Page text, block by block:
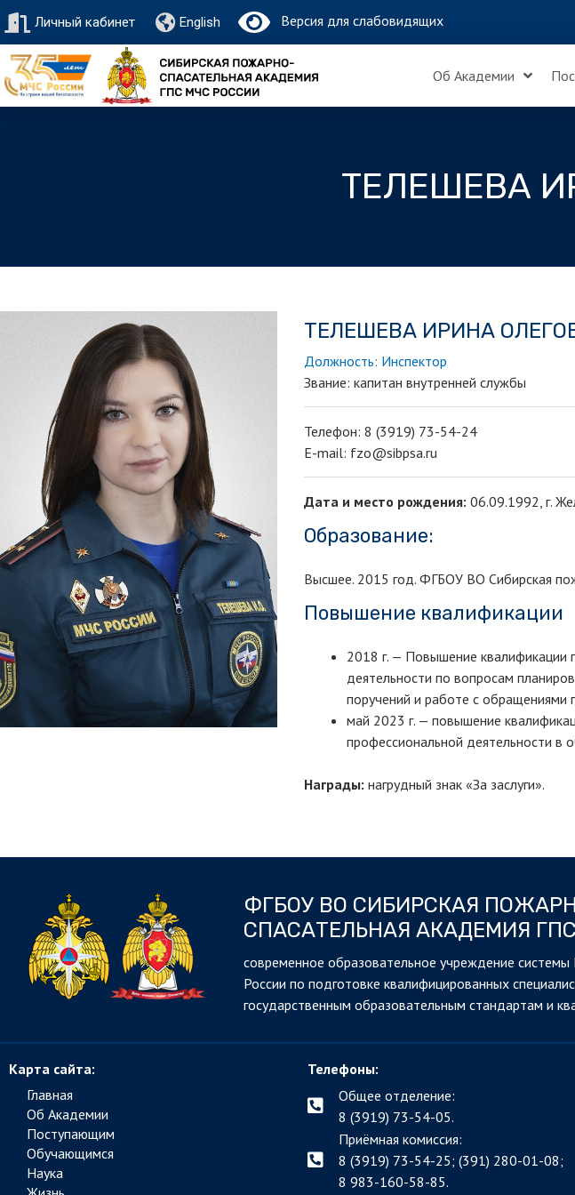
Личный кабинет English Версия для слабовидящих
Об Академии
ТЕЛЕШЕВА
ТЕЛЕШЕВА ИРИНА
Должность: Инспектор
Звание: капитан внутренней службы
Телефон: 8 (3919) 73-54-24
E-mail: fzo@sibpsa.ru
Дата и место рождения: 06.09.1992, г.
Образование:
Высшее. 2015 год. ФГБОУ ВО Сибирская
Повышение квалификации
2018 г. — Повышение квалификации
деятельности по вопросам
поручений и работе с обращениями
май 2023 г. — повышение
профессиональной деятельности в
Награды: нагрудный знак «За заслуги».
ФГБОУ ВО СИБИРСКАЯ
СПАСАТЕЛЬНАЯ АКАДЕМИЯ
cовременное образовательное учреждение
России по подготовке квалифицированных
государственным образовательным стандартам и
Карта сайта:
Главная
Об Академии
Поступающим
Обучающимся
Наука
Телефоны:
Общее отделение:
8 (3919) 73-54-05.
Приёмная комиссия:
8 (3919) 73-54-25; (391) 280-01-08;
8 983-160-58-85.